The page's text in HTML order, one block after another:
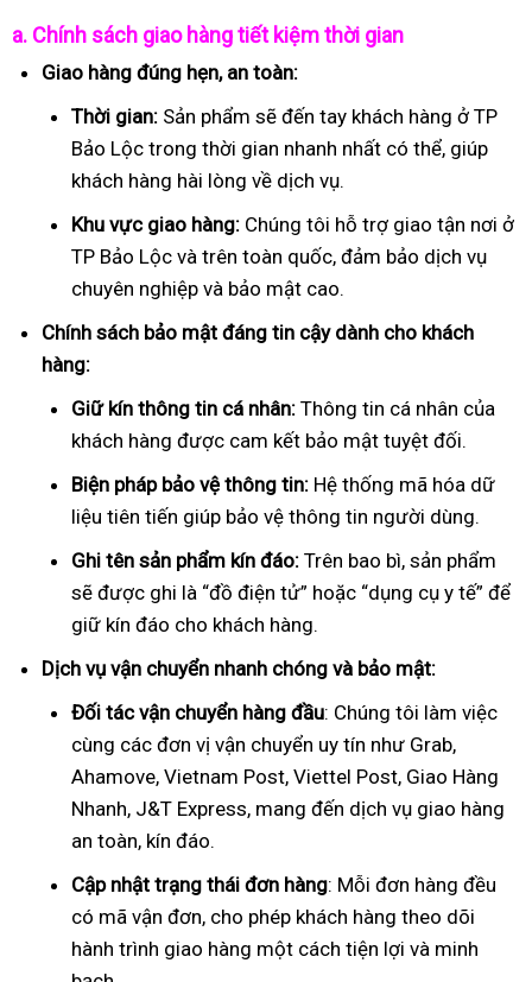
a. Chính sách giao hàng tiết kiệm thời gian
Giao hàng đúng hẹn, an toàn:
Thời gian: Sản phẩm sẽ đến tay khách hàng ở TP
Bảo Lộc trong thời gian nhanh nhất có thể, giúp
khách hàng hài lòng về dịch vụ.
Khu vực giao hàng: Chúng tôi hỗ trợ giao tận nơi ở
TP Bảo Lộc và trên toàn quốc, đảm bảo dịch vụ
chuyên nghiệp và bảo mật cao.
Chính sách bảo mật đáng tin cậy dành cho khách
hàng:
Giữ kín thông tin cá nhân: Thông tin cá nhân của
khách hàng được cam kết bảo mật tuyệt đối.
Biện pháp bảo vệ thông tin: Hệ thống mã hóa dữ
liệu tiên tiến giúp bảo vệ thông tin người dùng.
Ghi tên sản phẩm kín đáo: Trên bao bì, sản phẩm
sẽ được ghi là “đồ điện tử” hoặc “dụng cụ y tế” để
giữ kín đáo cho khách hàng.
Dịch vụ vận chuyển nhanh chóng và bảo mật:
Đối tác vận chuyển hàng đầu: Chúng tôi làm việc
cùng các đơn vị vận chuyển uy tín như Grab,
Ahamove, Vietnam Post, Viettel Post, Giao Hàng
Nhanh, J&T Express, mang đến dịch vụ giao hàng
an toàn, kín đáo.
Cập nhật trạng thái đơn hàng: Mỗi đơn hàng đều
có mã vận đơn, cho phép khách hàng theo dõi
hành trình giao hàng một cách tiện lợi và minh